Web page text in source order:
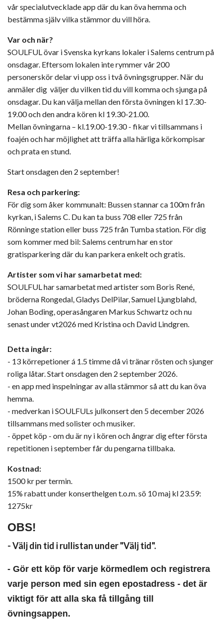
vår specialutvecklade app där du kan öva hemma och
bestämma själv vilka stämmor du vill höra.
Var och när?
SOULFUL övar i Svenska kyrkans lokaler i Salems centrum på
onsdagar. Eftersom lokalen inte rymmer vår 200
personerskör delar vi upp oss i två övningsgrupper. När du
anmäler dig väljer du vilken tid du vill komma och sjunga på
onsdagar. Du kan välja mellan den första övningen kl 17.30-
19.00 och den andra kören kl 19.30-21.00.
Mellan övningarna – kl.19.00-19.30 - fikar vi tillsammans i
foajén och har möjlighet att träffa alla härliga körkompisar
och prata en stund.
Start onsdagen den 2 september!
Resa och parkering:
För dig som åker kommunalt: Bussen stannar ca 100m från
kyrkan, i Salems C. Du kan ta buss 708 eller 725 från
Rönninge station eller buss 725 från Tumba station. För dig
som kommer med bil: Salems centrum har en stor
gratisparkering där du kan parkera enkelt och gratis.
Artister som vi har samarbetat med:
SOULFUL har samarbetat med artister som Boris René,
bröderna Rongedal, Gladys DelPilar, Samuel Ljungblahd,
Johan Boding, operasångaren Markus Schwartz och nu
senast under vt2026 med Kristina och David Lindgren.
Detta ingår:
- 13 körrepetioner á 1.5 timme då vi tränar rösten och sjunger
roliga låtar. Start onsdagen den 2 september 2026.
- en app med inspelningar av alla stämmor så att du kan öva
hemma.
- medverkan i SOULFULs julkonsert den 5 december 2026
tillsammans med solister och musiker.
- öppet köp - om du är ny i kören och ångrar dig efter första
repetitionen i september får du pengarna tillbaka.
Kostnad:
1500 kr per termin.
15% rabatt under konserthelgen t.o.m. sö 10 maj kl 23.59:
1275kr
OBS!
- Välj din tid i rullistan under "Välj tid".
- Gör ett köp för varje körmedlem och registrera
varje person med sin egen epostadress - det är
viktigt för att alla ska få tillgång till
övningsappen.